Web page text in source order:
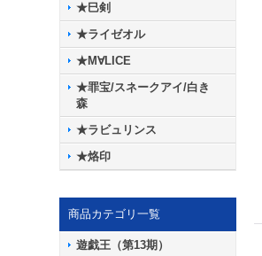
★巳剣
★ライゼオル
★M∀LICE
★罪宝/スネークアイ/白き
森
★ラビュリンス
★烙印
商品カテゴリ一覧
遊戯王（第13期）